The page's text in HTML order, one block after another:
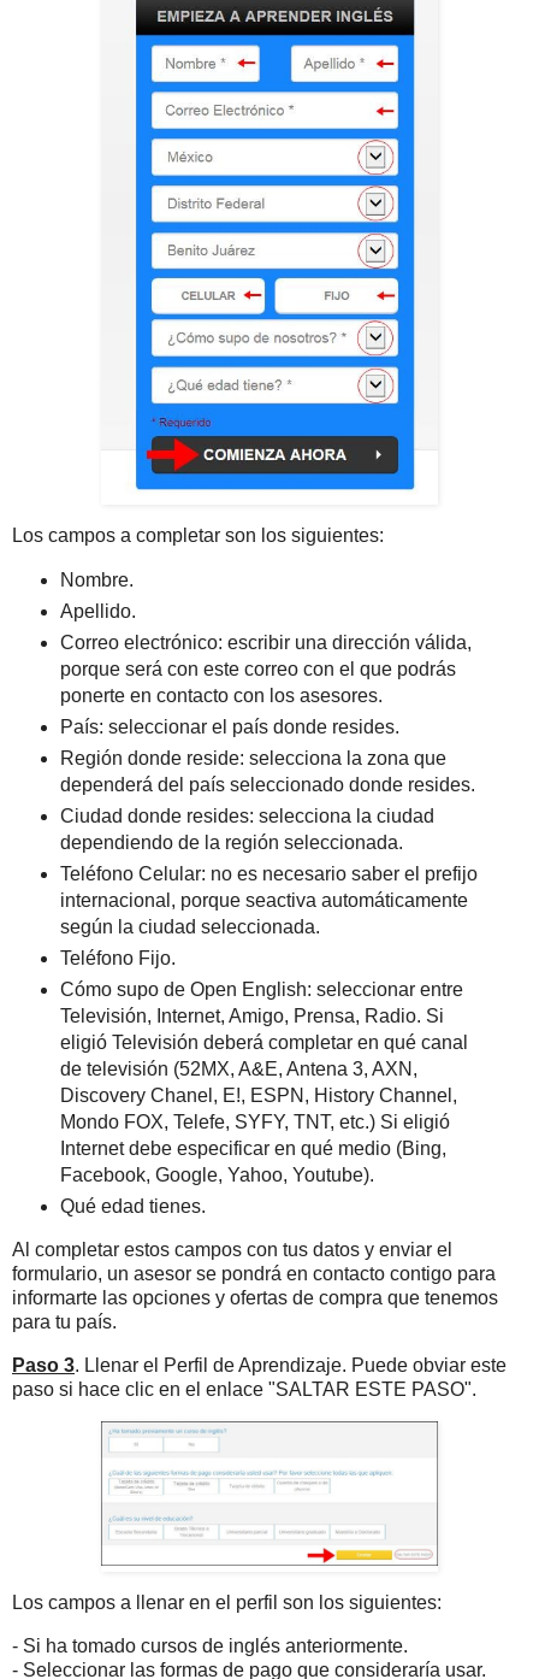
Los campos a completar son los siguientes:
Nombre.
Apellido.
Correo electrónico: escribir una dirección válida,
porque será con este correo con el que podrás
ponerte en contacto con los asesores.
País: seleccionar el país donde resides.
Región donde reside: selecciona la zona que
dependerá del país seleccionado donde resides.
Ciudad donde resides: selecciona la ciudad
dependiendo de la región seleccionada.
Teléfono Celular: no es necesario saber el prefijo
internacional, porque seactiva automáticamente
según la ciudad seleccionada.
Teléfono Fijo.
Cómo supo de Open English: seleccionar entre
Televisión, Internet, Amigo, Prensa, Radio. Si
eligió Televisión deberá completar en qué canal
de televisión (52MX, A&E, Antena 3, AXN,
Discovery Chanel, E!, ESPN, History Channel,
Mondo FOX, Telefe, SYFY, TNT, etc.) Si eligió
Internet debe especificar en qué medio (Bing,
Facebook, Google, Yahoo, Youtube).
Qué edad tienes.
Al completar estos campos con tus datos y enviar el
formulario, un asesor se pondrá en contacto contigo para
informarte las opciones y ofertas de compra que tenemos
para tu país.
Paso 3. Llenar el Perfil de Aprendizaje. Puede obviar este
paso si hace clic en el enlace "SALTAR ESTE PASO".
Los campos a llenar en el perfil son los siguientes:
- Si ha tomado cursos de inglés anteriormente.
- Seleccionar las formas de pago que consideraría usar.